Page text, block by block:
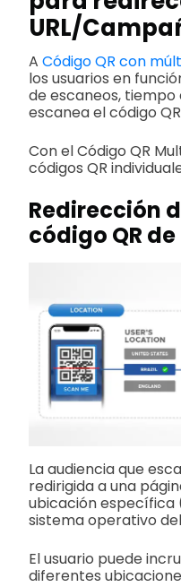
URL/
A Código QR con
los usuarios en
de escaneos, tiempo
escanea el código
Con el Código QR
códigos QR
Redirección
código QR
La audiencia que
redirigida a una
ubicación específica
sistema operativo
El usuario puede
diferentes